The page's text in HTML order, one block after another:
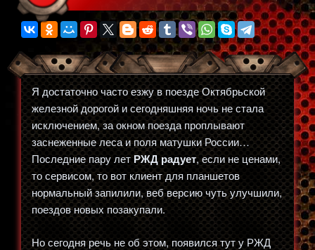
Я достаточно часто езжу в поезде Октябрьской
железной дорогой и сегодняшняя ночь не стала
исключением, за окном поезда проплывают
заснеженные леса и поля матушки России…
Последние пару летРЖД радует, если не ценами,
то сервисом, то вот клиент для планшетов
нормальный запилили, веб версию чуть улучшили,
поездов новых позакупали.
Но сегодня речь не об этом, появился тут у РЖД